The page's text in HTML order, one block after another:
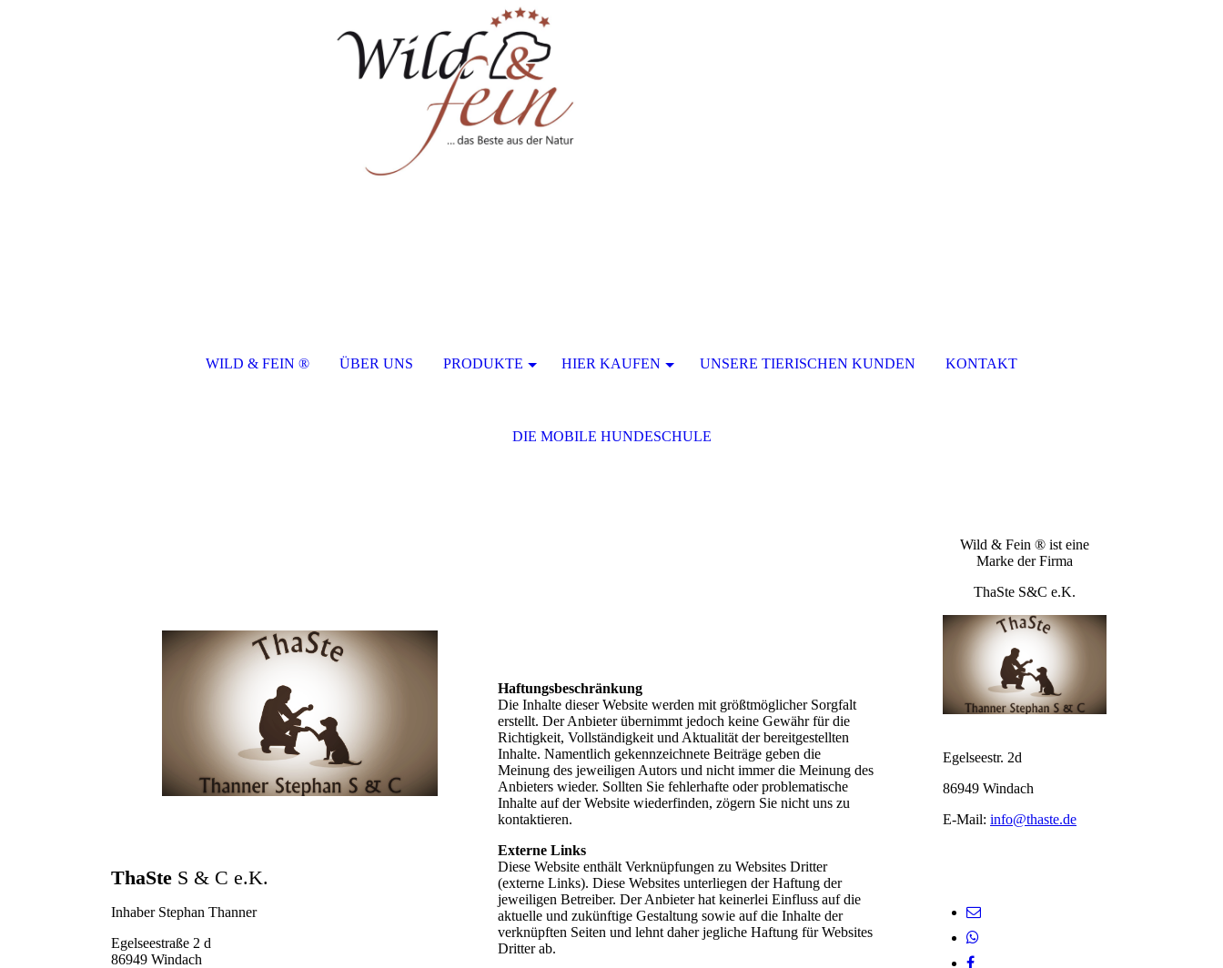
WILD & FEIN ® ÜBER UNS PRODUKTE HIER KAUFEN UNSERE TIERISCHEN KUNDEN KONTAKT
DIE MOBILE HUNDESCHULE
ThaSte S & C e.K.
Inhaber Stephan Thanner
Egelseestraße 2 d
86949 Windach
Haftungsbeschränkung
Die Inhalte dieser Website werden mit größtmöglicher Sorgfalt
erstellt. Der Anbieter übernimmt jedoch keine Gewähr für die
Richtigkeit, Vollständigkeit und Aktualität der bereitgestellten
Inhalte. Namentlich gekennzeichnete Beiträge geben die
Meinung des jeweiligen Autors und nicht immer die Meinung des
Anbieters wieder. Sollten Sie fehlerhafte oder problematische
Inhalte auf der Website wiederfinden, zögern Sie nicht uns zu
kontaktieren.
Externe Links
Diese Website enthält Verknüpfungen zu Websites Dritter
(externe Links). Diese Websites unterliegen der Haftung der
jeweiligen Betreiber. Der Anbieter hat keinerlei Einfluss auf die
aktuelle und zukünftige Gestaltung sowie auf die Inhalte der
verknüpften Seiten und lehnt daher jegliche Haftung für Websites
Dritter ab.
Wild & Fein ® ist eine
Marke der Firma
ThaSte S&C e.K.
Egelseestr. 2d
86949 Windach
E-Mail: info@thaste.de